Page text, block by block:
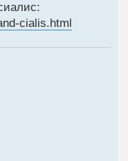
cialis.html